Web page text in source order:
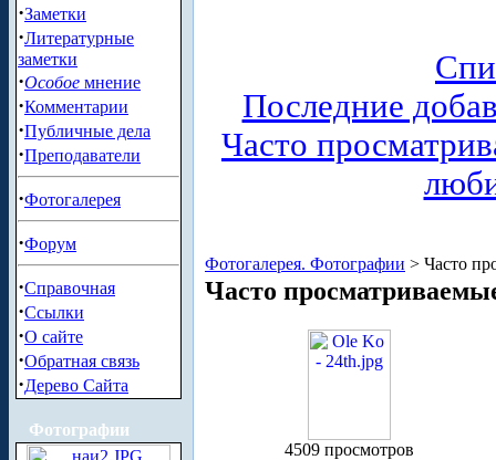
·Заметки
·Литературные
заметки
·Особое мнение
·Комментарии
·Публичные дела
·Преподаватели
·Фотогалерея
·Форум
·Справочная
·Ссылки
·О сайте
·Обратная связь
·Дерево Сайта
Фотографии
Последние
Часто
Фотогалерея. Фотографии > Часто
Часто
4509 просмотров